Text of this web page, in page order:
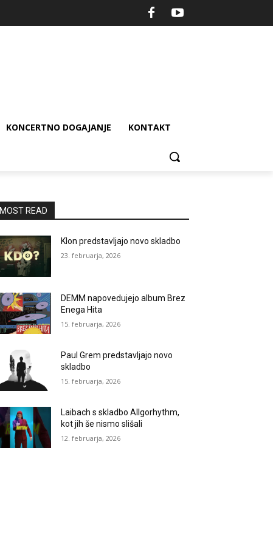
KONCERTNO DOGAJANJE KONTAKT
MOST READ
Klon predstavljajo novo skladbo
23. februarja, 2026
DEMM napovedujejo album Brez
Enega Hita
15. februarja, 2026
Paul Grem predstavljajo novo
skladbo
15. februarja, 2026
Laibach s skladbo Allgorhythm,
kot jih še nismo slišali
12. februarja, 2026